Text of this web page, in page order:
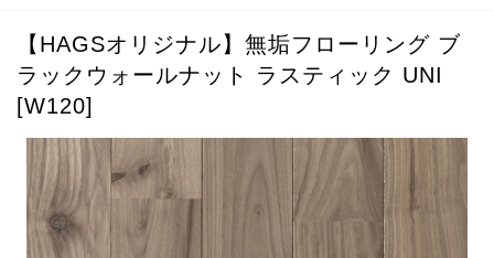
【HAGSオリジナル】無垢フローリング ブ
ラックウォールナット ラスティック UNI
[W120]